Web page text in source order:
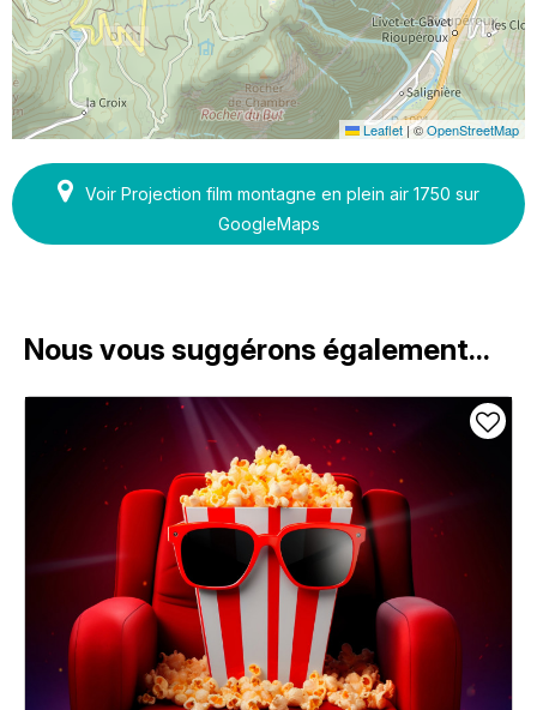
Leaflet|©OpenStreetMap
Voir Projection film montagne en plein air 1750 sur
GoogleMaps
Nous vous suggérons également...